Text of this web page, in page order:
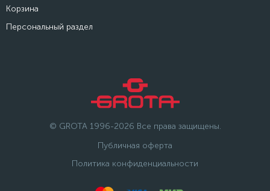
Корзина
Персональный раздел
© GROTA 1996-2026 Все права защищены.
Публичная оферта
Политика конфиденциальности